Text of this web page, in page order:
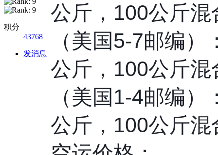
积分
43768
发消息
公斤，️100公斤
（美国5-7邮编
公斤，️100公斤
（美国1-4邮编
公斤，️100公斤